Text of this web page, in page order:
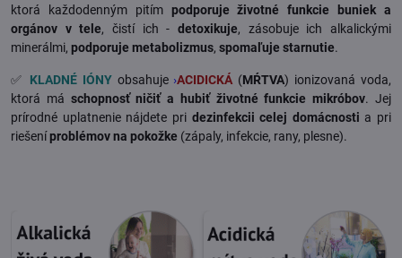
ktorá každodenným pitím podporuje životné funkcie buniek a
orgánov v tele, čistí ich -detoxikuje, zásobuje ich alkalickými
minerálmi, podporuje metabolizmus, spomaľuje starnutie.
✅ KLADNÉ IÓNYobsahuje ›ACIDICKÁ (MŔTVA) ionizovaná voda,
ktorá má schopnosť ničiť a hubiť životné funkcie mikróbov. Jej
prírodné uplatnenie nájdete pri dezinfekcii celej domácnosti a pri
riešeníproblémov na pokožke (zápaly, infekcie, rany, plesne).